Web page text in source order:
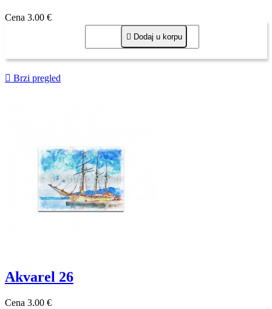
Cena 3,00 €
 Dodaj u korpu
 Brzi pregled
Akvarel 26
Cena 3,00 €